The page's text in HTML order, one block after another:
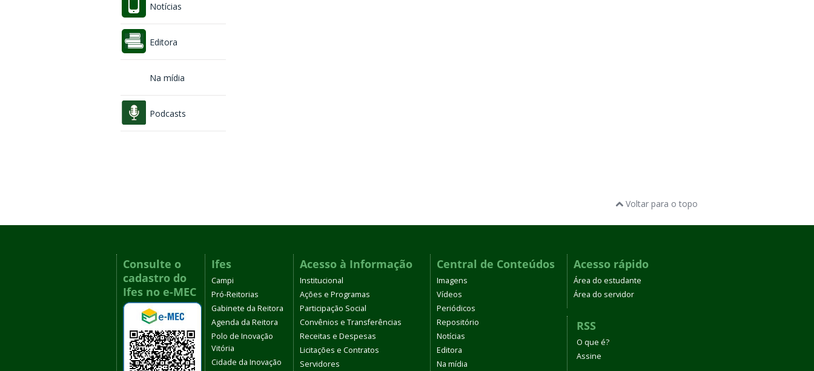
Notícias
Editora
Na mídia
Podcasts
Voltar para o topo
Consulte o
cadastro do
Ifes no e-MEC
Ifes
Campi
Pró-Reitorias
Gabinete da Reitora
Agenda da Reitora
Polo de Inovação
Vitória
Cidade da Inovação
Acesso à Informação
Institucional
Ações e Programas
Participação Social
Convênios e Transferências
Receitas e Despesas
Licitações e Contratos
Servidores
Central de Conteúdos
Imagens
Vídeos
Periódicos
Repositório
Notícias
Editora
Na mídia
Acesso rápido
Área do estudante
Área do servidor
RSS
O que é?
Assine